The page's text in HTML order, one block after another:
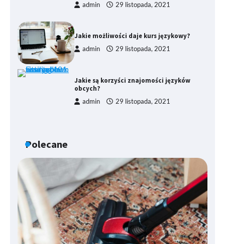
admin 29 listopada, 2021
Jakie możliwości daje kurs językowy?
admin 29 listopada, 2021
Jakie są korzyści znajomości języków
obcych?
admin 29 listopada, 2021
Polecane